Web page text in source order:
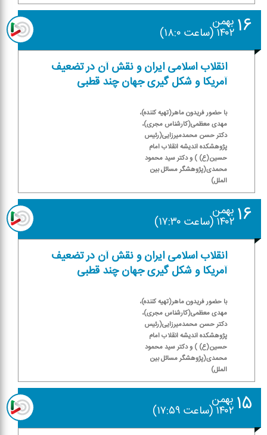
۱۶ بهمن
۱۴۰۲ (ساعت ۱۸:۰)
انقلاب اسلامی ایران و نقش آن در تضعیف
آمریكا و شكل گیری جهان چند قطبی
با حضور فریدون ماهر(تهیه كننده)،
مهدی معظمی(كارشناس مجری)،
دكتر حسن محمدمیرزایی(رئیس
پژوهشكده اندیشه انقلاب امام
حسین(ع) ) و دكتر سید محمود
محمدی(پژوهشگر مسائل بین
الملل)
۱۶ بهمن
۱۴۰۲ (ساعت ۱۷:۳۰)
انقلاب اسلامی ایران و نقش آن در تضعیف
آمریكا و شكل گیری جهان چند قطبی
با حضور فریدون ماهر(تهیه كننده)،
مهدی معظمی(كارشناس مجری)،
دكتر حسن محمدمیرزایی(رئیس
پژوهشكده اندیشه انقلاب امام
حسین(ع) ) و دكتر سید محمود
محمدی(پژوهشگر مسائل بین
الملل)
۱۵ بهمن
۱۴۰۲ (ساعت ۱۷:۵۹)